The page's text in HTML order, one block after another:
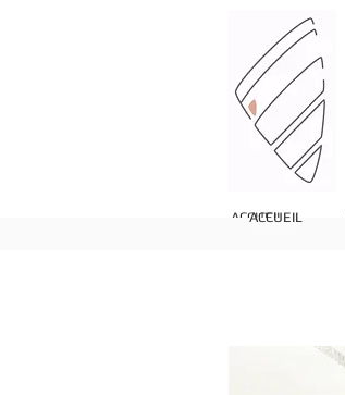
ACCUEIL
ACCUEIL